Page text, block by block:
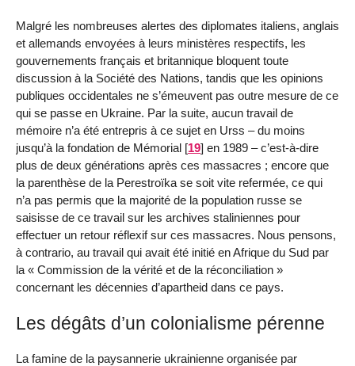
Malgré les nombreuses alertes des diplomates italiens, anglais
et allemands envoyées à leurs ministères respectifs, les
gouvernements français et britannique bloquent toute
discussion à la Société des Nations, tandis que les opinions
publiques occidentales ne s’émeuvent pas outre mesure de ce
qui se passe en Ukraine. Par la suite, aucun travail de
mémoire n’a été entrepris à ce sujet en Urss – du moins
jusqu’à la fondation de Mémorial [19] en 1989 – c’est-à-dire
plus de deux générations après ces massacres ; encore que
la parenthèse de la Perestroïka se soit vite refermée, ce qui
n’a pas permis que la majorité de la population russe se
saisisse de ce travail sur les archives staliniennes pour
effectuer un retour réflexif sur ces massacres. Nous pensons,
à contrario, au travail qui avait été initié en Afrique du Sud par
la « Commission de la vérité et de la réconciliation »
concernant les décennies d’apartheid dans ce pays.
Les dégâts d’un colonialisme pérenne
La famine de la paysannerie ukrainienne organisée par